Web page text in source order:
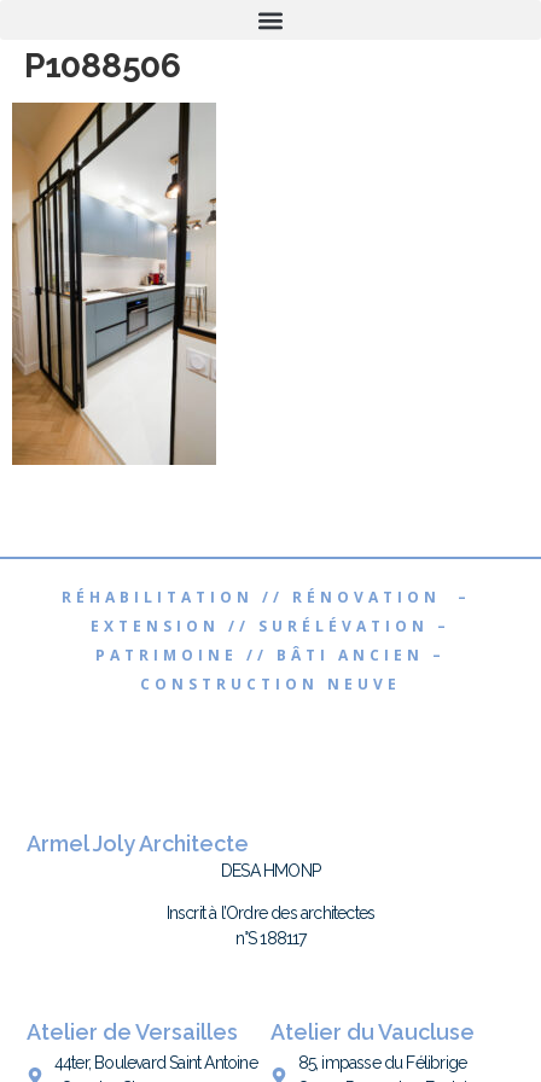
P1088506
RÉHABILITATION // RÉNOVATION –
EXTENSION // SURÉLÉVATION –
PATRIMOINE // BÂTI ANCIEN –
CONSTRUCTION NEUVE
Armel Joly Architecte
DESA HMONP
Inscrit à l’Ordre des architectes
n°S 188117
Atelier de Versailles
44ter, Boulevard Saint Antoine
Atelier du Vaucluse
85, impasse du Félibrige